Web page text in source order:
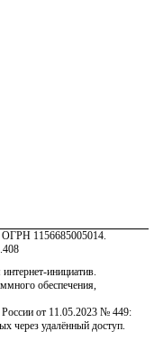
1156685005014.
инициатив.
обеспечения,
от 11.05.2023 № 449:
через удалённый доступ.